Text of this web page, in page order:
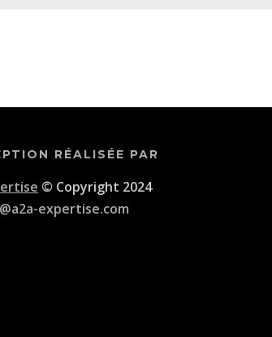
RÉALISÉE PAR
© Copyright 2024
expertise.com